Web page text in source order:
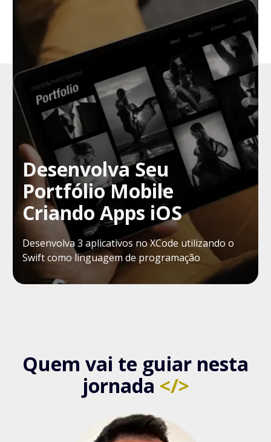
Desenvolva Seu
Portfólio Mobile
Criando Apps iOS
Desenvolva 3 aplicativos no XCode utilizando o
Swift como linguagem de programação
Quem vai te guiar nesta
jornada </>